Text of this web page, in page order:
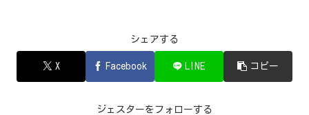
シェアする
X Facebook LINE コピー
ジェスターをフォローする